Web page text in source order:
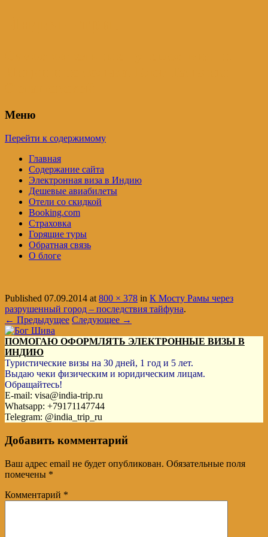
Меню
Перейти к содержимому
Главная
Содержание сайта
Электронная виза в Индию
Дешевые авиабилеты
Отели со скидкой
Booking.com
Страховка
Горящие туры
Обратная связь
О блоге
Published 07.09.2014 at800 × 378 in К Мосту Рамы через
разрушенный город – последствия тайфуна.
← Предыдущее Следующее →
ПОМОГАЮ ОФОРМЛЯТЬ ЭЛЕКТРОННЫЕ ВИЗЫ В
ИНДИЮ
Туристические визы на 30 дней, 1 год и 5 лет.
Выдаю чеки физическим и юридическим лицам.
Обращайтесь!
E-mail: visa@india-trip.ru
Whatsapp: +79171147744
Telegram: @india_trip_ru
Добавить комментарий
Ваш адрес email не будет опубликован. Обязательные поля
помечены *
Комментарий *